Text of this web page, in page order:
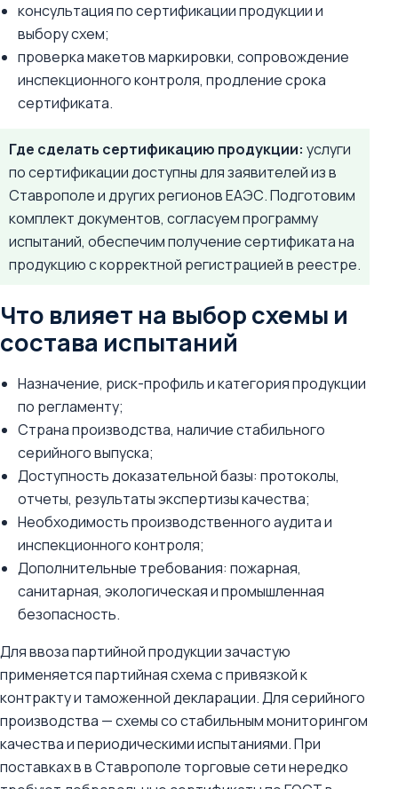
консультация по сертификации продукции и
выбору схем;
проверка макетов маркировки, сопровождение
инспекционного контроля, продление срока
сертификата.
Где сделать сертификацию продукции: услуги
по сертификации доступны для заявителей из в
Ставрополе и других регионов ЕАЭС. Подготовим
комплект документов, согласуем программу
испытаний, обеспечим получение сертификата на
продукцию с корректной регистрацией в реестре.
Что влияет на выбор схемы и
состава испытаний
Назначение, риск-профиль и категория продукции
по регламенту;
Страна производства, наличие стабильного
серийного выпуска;
Доступность доказательной базы: протоколы,
отчеты, результаты экспертизы качества;
Необходимость производственного аудита и
инспекционного контроля;
Дополнительные требования: пожарная,
санитарная, экологическая и промышленная
безопасность.
Для ввоза партийной продукции зачастую
применяется партийная схема с привязкой к
контракту и таможенной декларации. Для серийного
производства — схемы со стабильным мониторингом
качества и периодическими испытаниями. При
поставках в в Ставрополе торговые сети нередко